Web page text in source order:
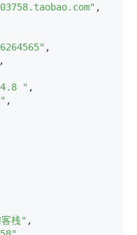
,
,
,
" ,
,
栈" ,